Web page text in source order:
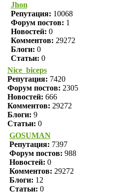
Jhon
Репутация: 10068
Форум постов: 1
Новостей: 0
Комментов: 29272
Блоги: 0
Статьи: 0
Nice_biceps
Репутация: 7420
Форум постов: 2305
Новостей: 666
Комментов: 29272
Блоги: 9
Статьи: 0
GOSUMAN
Репутация: 7397
Форум постов: 988
Новостей: 0
Комментов: 29272
Блоги: 12
Статьи: 0